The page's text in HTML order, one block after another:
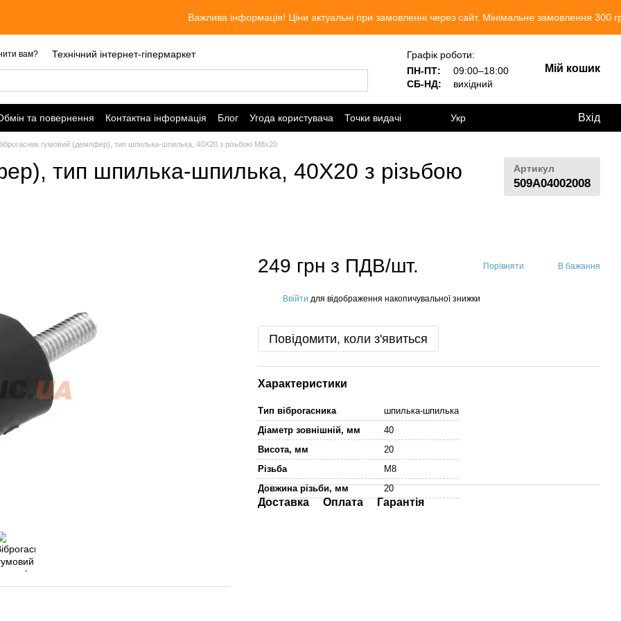
Важлива інформація! Ціни актуальні при замовленні через сайт. Мінімальне замовлення 300 грн. Ми
вам? Технічний інтернет-гіпермаркет
Графік роботи:
ПН-ПТ:
09:00–18:00
СБ-НД:
вихідний
Мій кошик
та повернення Контактна інформація Блог Угода користувача Точки видачі Укр Вхід
гумовий (демпфер), тип шпилька-шпилька, 40Х20 з різьбою M8х20
тип шпилька-шпилька, 40Х20 з різьбою Артикул
509A04002008
249 грн з ПДВ/шт. Порівняти В бажання
Ввійти для відображення накопичувальної знижки
Повідомити, коли з'явиться
Характеристики
Тип віброгасника
шпилька-шпилька
Діаметр зовнішній, мм
40
Висота, мм
20
Різьба
M8
Довжина різьби, мм
20
Доставка Оплата Гарантія